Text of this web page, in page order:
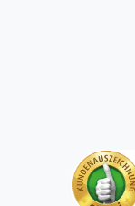
Für 4 Tage